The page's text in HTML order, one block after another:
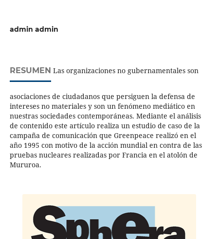
admin admin
RESUMEN Las organizaciones no gubernamentales son
asociaciones de ciudadanos que persiguen la defensa de
intereses no materiales y son un fenómeno mediático en
nuestras sociedades contemporáneas. Mediante el análisis
de contenido este artículo realiza un estudio de caso de la
campaña de comunicación que Greenpeace realizó en el
año 1995 con motivo de la acción mundial en contra de las
pruebas nucleares realizadas por Francia en el atolón de
Mururoa.